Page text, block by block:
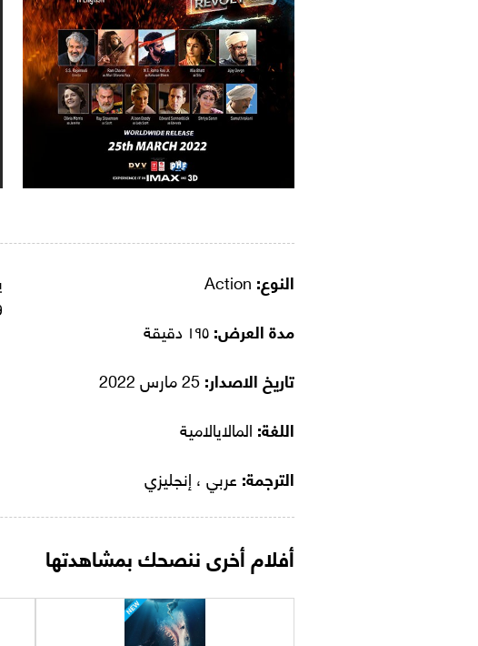
النوع:
مدة العرض:
تاريخ الاصدار:
اللغة: المالايالامية
الترجمة: عربي ، إنجليزي
أفلام أخرى ننصحك بمشاهدتها